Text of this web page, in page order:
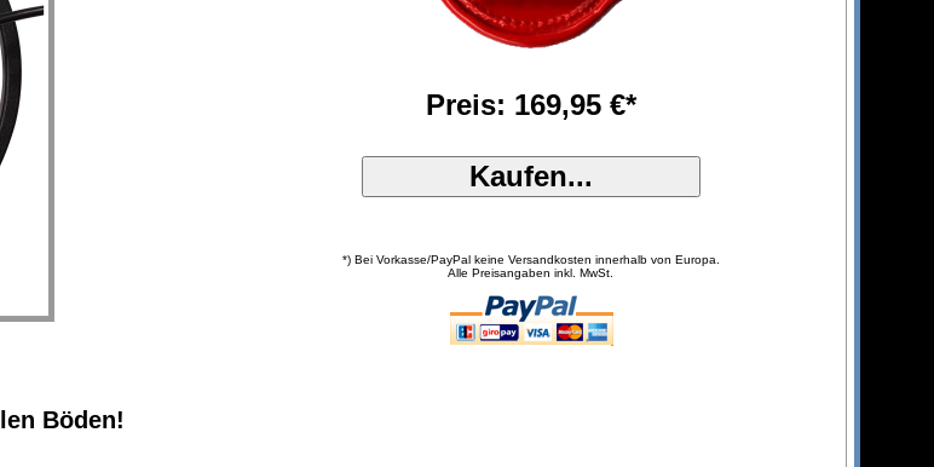
Preis: 169,95 €*
*) Bei Vorkasse/PayPal keine Versandkosten innerhalb von Europa.
Alle Preisangaben inkl. MwSt.
Böden!